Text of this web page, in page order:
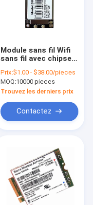
Module sans fil Wifi
sans fil avec chipset
et antenne PCB
intégrée
Prix:$1.00 - $38.00/pieces
MOQ:10000 pieces
Trouvez les derniers prix
Contactez